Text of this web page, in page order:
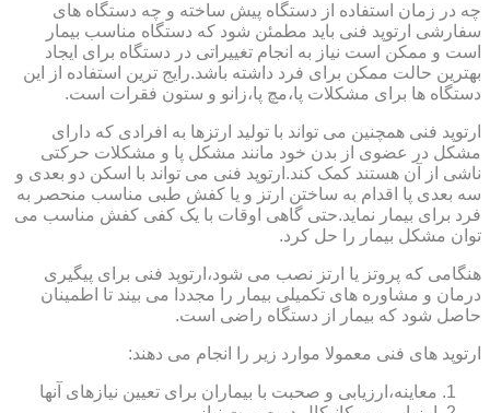
چه در زمان استفاده از دستگاه پیش ساخته و چه دستگاه های
سفارشی ارتوپد فنی باید مطمئن شود که دستگاه مناسب بیمار
است و ممکن است نیاز به انجام تغییراتی در دستگاه برای ایجاد
بهترین حالت ممکن برای فرد داشته باشد.رایج ترین استفاده از این
دستگاه ها برای مشکلات پا،مچ پا،زانو و ستون فقرات است.
ارتوپد فنی همچنین می تواند با تولید ارتزها به افرادی که دارای
مشکل در عضوی از بدن خود مانند مشکل پا و مشکلات حرکتی
ناشی از آن هستند کمک کند.ارتوپد فنی می تواند با اسکن دو بعدی و
سه بعدی پا اقدام به ساختن ارتز و یا کفش طبی مناسب منحصر به
فرد برای بیمار نماید.حتی گاهی اوقات با یک کفی کفش مناسب می
توان مشکل بیمار را حل کرد.
هنگامی که پروتز یا ارتز نصب می شود،ارتوپد فنی برای پیگیری
درمان و مشاوره های تکمیلی بیمار را مجددا می بیند تا اطمینان
حاصل شود که بیمار از دستگاه راضی است.
ارتوپد های فنی معمولا موارد زیر را انجام می دهند:
معاینه،ارزیابی و صحبت با بیماران برای تعیین نیازهای آنها